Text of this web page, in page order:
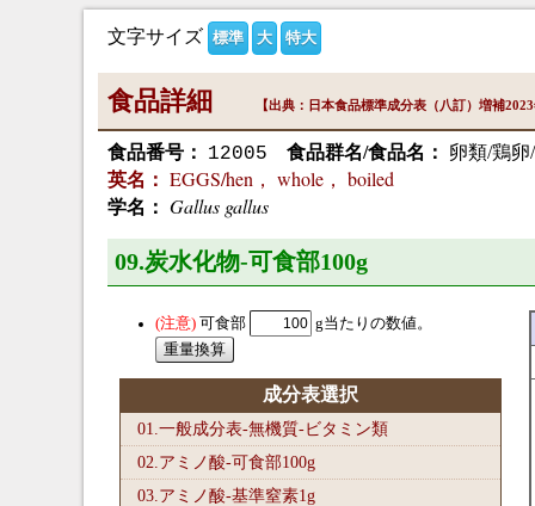
文字サイズ 標準 大 特大
食品詳細 【出典：日本食品標準成分表（八訂）増補
食品番号： 12005 食品群名/食品名：
卵類/鶏
英名： EGGS/hen， whole， boiled
学名： Gallus gallus
09.炭水化物-可食部100g
可食部 g当たりの数値。
成分表選択
01.一般成分表-無機質-ビタミン類
02.アミノ酸-可食部100g
03.アミノ酸-基準窒素1g